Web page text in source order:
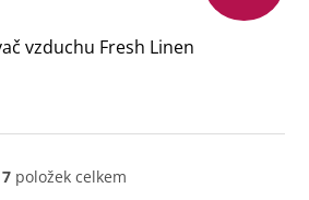
vzduchu Fresh Linen
O
7položek celkem